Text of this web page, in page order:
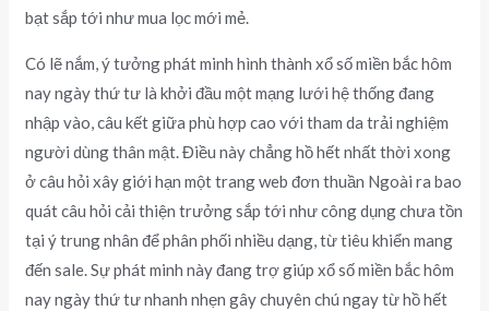
bạt sắp tới như mua lọc mới mẻ.
Có lẽ nắm, ý tưởng phát minh hình thành xổ số miền bắc hôm
nay ngày thứ tư là khởi đầu một mạng lưới hệ thống đang
nhập vào, câu kết giữa phù hợp cao với tham da trải nghiệm
người dùng thân mật. Điều này chẳng hồ hết nhất thời xong
ở câu hỏi xây giới hạn một trang web đơn thuần Ngoài ra bao
quát câu hỏi cải thiện trưởng sắp tới như công dụng chưa tồn
tại ý trung nhân để phân phối nhiều dạng, từ tiêu khiển mang
đến sale. Sự phát minh này đang trợ giúp xổ số miền bắc hôm
nay ngày thứ tư nhanh nhẹn gây chuyên chú ngay từ hồ hết